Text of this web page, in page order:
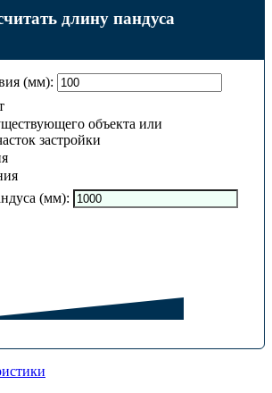
длину пандуса
(мм):
объекта или
застройки
(мм):